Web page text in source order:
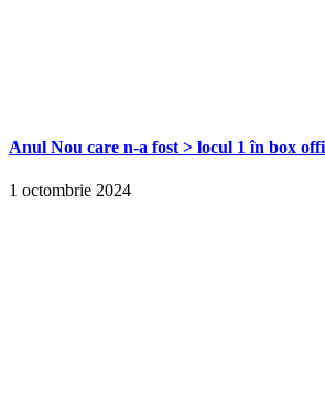
Anul Nou care n-a fost > locul 1 în box
1 octombrie 2024